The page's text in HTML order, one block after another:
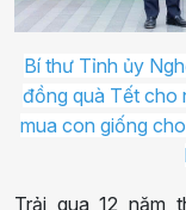
Bí thư Tỉnh ủy
đồng quà Tết cho
mua con giống
Trải qua 12 năm